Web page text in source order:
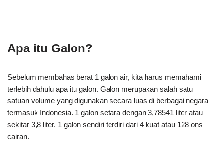
Apa itu Galon?
Sebelum membahas berat 1 galon air, kita harus memahami
terlebih dahulu apa itu galon. Galon merupakan salah satu
satuan volume yang digunakan secara luas di berbagai negara
termasuk Indonesia. 1 galon setara dengan 3,78541 liter atau
sekitar 3,8 liter. 1 galon sendiri terdiri dari 4 kuat atau 128 ons
cairan.